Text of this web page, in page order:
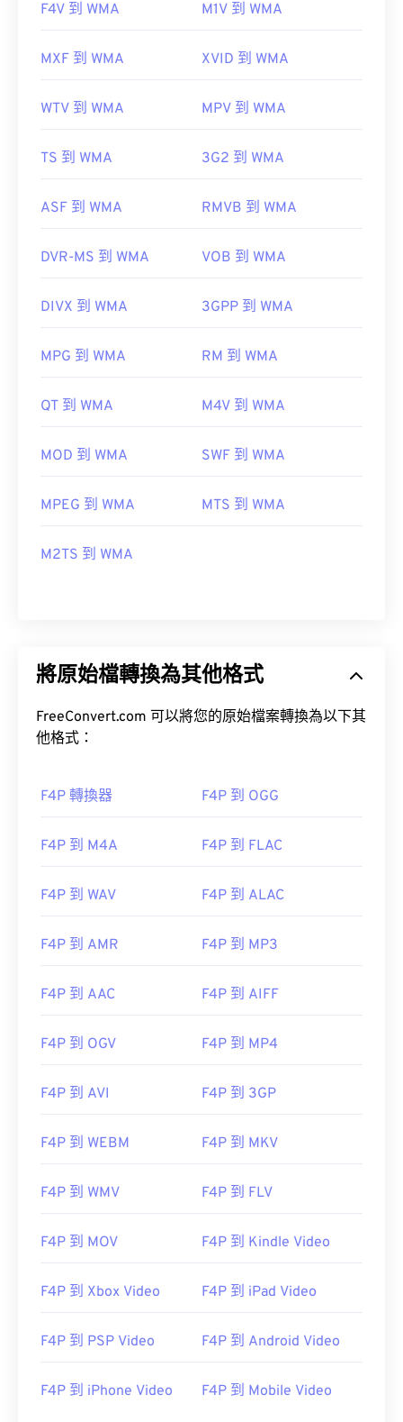
F4V 到 WMA M1V 到 WMA
MXF 到 WMA XVID 到 WMA
WTV 到 WMA MPV 到 WMA
TS 到 WMA 3G2 到 WMA
ASF 到 WMA RMVB 到 WMA
DVR-MS 到 WMA VOB 到 WMA
DIVX 到 WMA 3GPP 到 WMA
MPG 到 WMA RM 到 WMA
QT 到 WMA M4V 到 WMA
MOD 到 WMA SWF 到 WMA
MPEG 到 WMA MTS 到 WMA
M2TS 到 WMA
將原始檔轉換為其他格式
FreeConvert.com 可以將您的原始檔案轉換為以下其
他格式：
F4P 轉換器 F4P 到 OGG
F4P 到 M4A F4P 到 FLAC
F4P 到 WAV F4P 到 ALAC
F4P 到 AMR F4P 到 MP3
F4P 到 AAC F4P 到 AIFF
F4P 到 OGV F4P 到 MP4
F4P 到 AVI F4P 到 3GP
F4P 到 WEBM F4P 到 MKV
F4P 到 WMV F4P 到 FLV
F4P 到 MOV F4P 到 Kindle Video
F4P 到 Xbox Video F4P 到 iPad Video
F4P 到 PSP Video F4P 到 Android Video
F4P 到 iPhone Video F4P 到 Mobile Video